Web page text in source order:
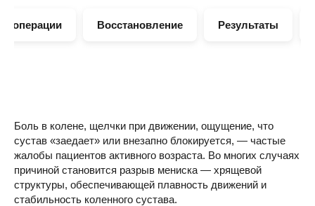
операции Восстановление Результаты
Боль в колене, щелчки при движении, ощущение, что
сустав «заедает» или внезапно блокируется, — частые
жалобы пациентов активного возраста. Во многих случаях
причиной становится разрыв мениска — хрящевой
структуры, обеспечивающей плавность движений и
стабильность коленного сустава.